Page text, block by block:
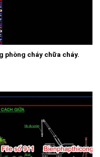
phòng cháy chữa cháy.